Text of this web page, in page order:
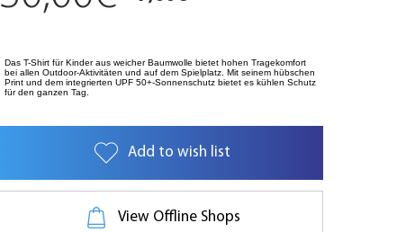
Das T-Shirt für Kinder aus weicher Baumwolle bietet hohen Tragekomfort
bei allen Outdoor-Aktivitäten und auf dem Spielplatz. Mit seinem hübschen
Print und dem integrierten UPF 50+-Sonnenschutz bietet es kühlen Schutz
für den ganzen Tag.
Add to wish list
View Offline Shops